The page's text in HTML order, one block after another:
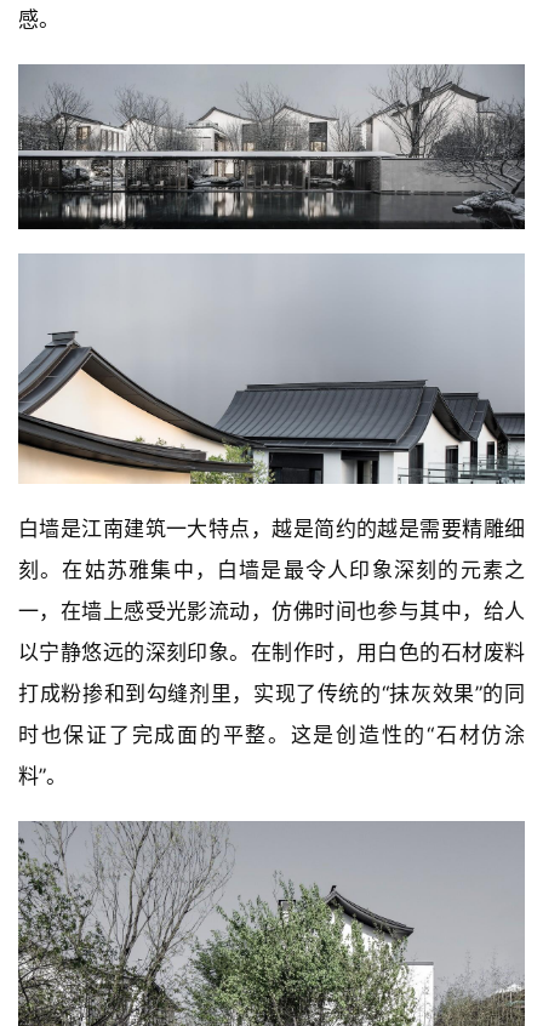
感。
白墙是江南建筑一大特点，越是简约的越是需要精雕细
刻。在姑苏雅集中，白墙是最令人印象深刻的元素之
一，在墙上感受光影流动，仿佛时间也参与其中，给人
以宁静悠远的深刻印象。在制作时，用白色的石材废料
打成粉掺和到勾缝剂里，实现了传统的“抹灰效果”的同
时也保证了完成面的平整。这是创造性的“石材仿涂
料”。